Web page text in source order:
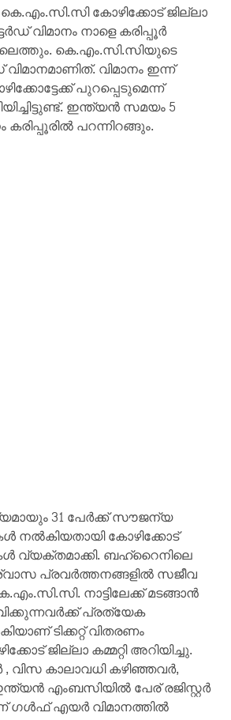
കോഴിക്കോട് ജില്ലാ
വിമാനം നാളെ കരിപ്പൂര്‍
കെ.എം.സി.സിയുടെ
വിമാനം ഇന്ന്
പുറപ്പെടുമെന്ന്
ഇന്ത്യന്‍ സമയം 5
പറന്നിറങ്ങും.
31 പേര്‍ക്ക് സൗജന്യ
നല്‍കിയതായി കോഴിക്കോട്
വ്യക്തമാക്കി. ബഹ്‌റൈനിലെ
പ്രവര്‍ത്തനങ്ങളില്‍ സജീവ
നാട്ടിലേക്ക് മടങ്ങാന്‍
പ്രത്യേക
ടിക്കറ്റ് വിതരണം
ജില്ലാ കമ്മറ്റി അറിയിച്ചു.
, വിസ കാലാവധി കഴിഞ്ഞവര്‍,
എംബസിയില്‍ പേര് രജിസ്റ്റര്‍
ഗള്‍ഫ് എയര്‍ വിമാനത്തില്‍